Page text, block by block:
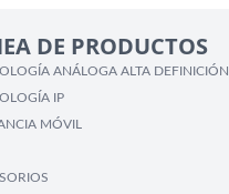
DE PRODUCTOS
ANÁLOGA ALTA DEFINICIÓN
IP
MÓVIL